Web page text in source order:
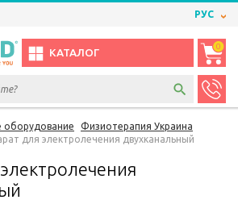
РУС
КАТАЛОГ
0
оборудование
Физиотерапия Украина
для электролечения двухканальный